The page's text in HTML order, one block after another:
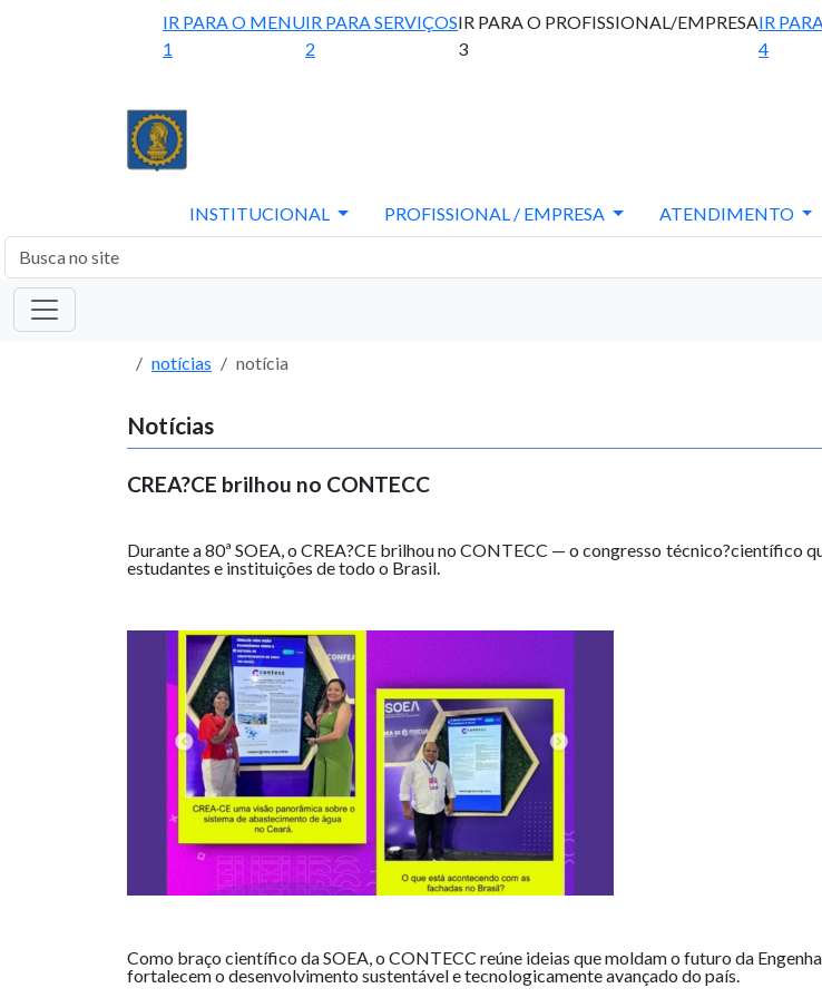
IR PARA O MENU
1
IR PARA SERVIÇOS
2
IR PARA O PROFISSIONAL/EMPRESA
3
IR
4
INSTITUCIONAL PROFISSIONAL / EMPRESA ATENDIMENTO
notícias notícia
Notícias
CREA?CE brilhou no CONTECC
Durante a 80ª SOEA, o CREA?CE brilhou no CONTECC — o congresso técnico?científico
estudantes e instituições de todo o Brasil.
Como braço científico da SOEA, o CONTECC reúne ideias que moldam o futuro da
fortalecem o desenvolvimento sustentável e tecnologicamente avançado do país.